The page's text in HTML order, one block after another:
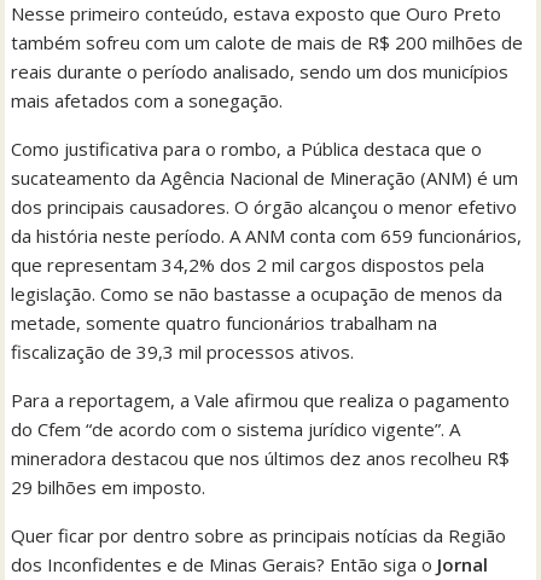
Nesse primeiro conteúdo, estava exposto que Ouro Preto
também sofreu com um calote de mais de R$ 200 milhões de
reais durante o período analisado, sendo um dos municípios
mais afetados com a sonegação.
Como justificativa para o rombo, a Pública destaca que o
sucateamento da Agência Nacional de Mineração (ANM) é um
dos principais causadores. O órgão alcançou o menor efetivo
da história neste período. A ANM conta com 659 funcionários,
que representam 34,2% dos 2 mil cargos dispostos pela
legislação. Como se não bastasse a ocupação de menos da
metade, somente quatro funcionários trabalham na
fiscalização de 39,3 mil processos ativos.
Para a reportagem, a Vale afirmou que realiza o pagamento
do Cfem “de acordo com o sistema jurídico vigente”. A
mineradora destacou que nos últimos dez anos recolheu R$
29 bilhões em imposto.
Quer ficar por dentro sobre as principais notícias da Região
dos Inconfidentes e de Minas Gerais? Então siga o Jornal